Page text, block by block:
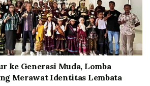
ke Generasi Muda, Lomba
Merawat Identitas Lembata